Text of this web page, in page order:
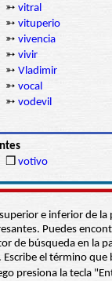
➳ vitral
➳ vituperio
➳ vivencia
➳ vivir
➳ Vladimir
➳ vocal
➳ vodevil
❒ votivo
e inferior de la
Puedes
de búsqueda en la
el término que
presiona la tecla